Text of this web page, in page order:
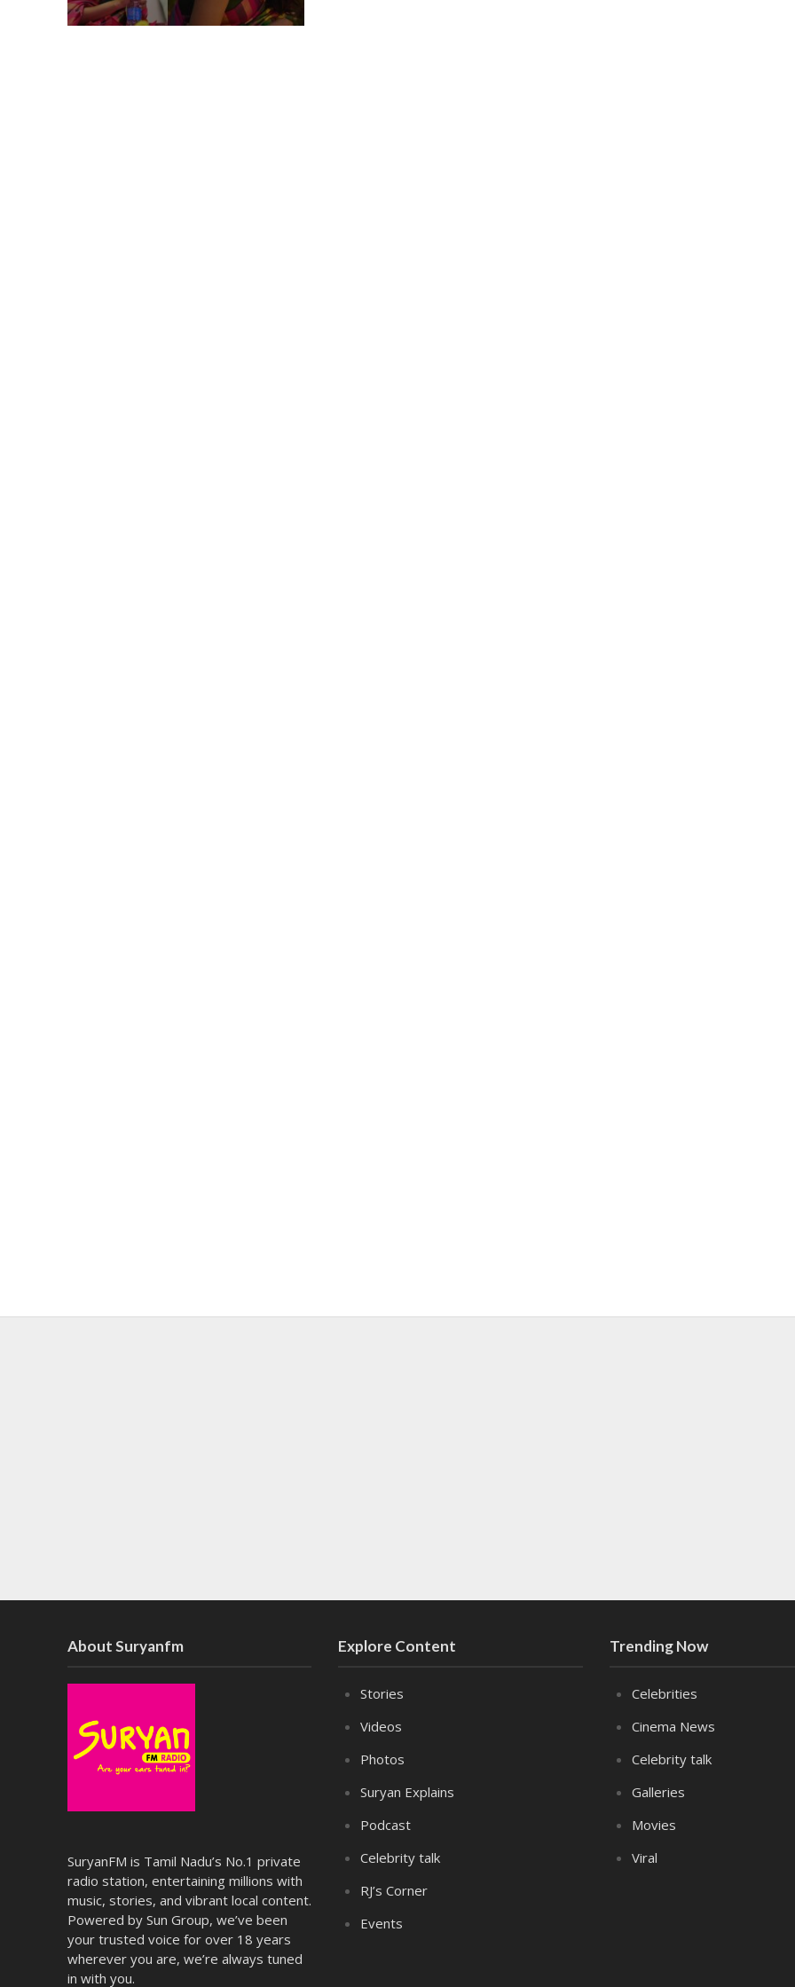
About Suryanfm
SuryanFM is Tamil Nadu’s No.1 private
radio station, entertaining millions with
music, stories, and vibrant local content.
Powered by Sun Group, we’ve been
your trusted voice for over 18 years
wherever you are, we’re always tuned
in with you.
Explore Content
Stories
Videos
Photos
Suryan Explains
Podcast
Celebrity talk
RJ’s Corner
Events
Trending Now
Celebrities
Cinema News
Celebrity talk
Galleries
Movies
Viral